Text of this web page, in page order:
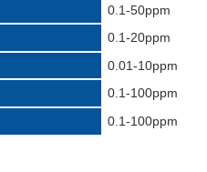
0.1-50ppm
0.1-20ppm
0.01-10ppm
0.1-100ppm
0.1-100ppm